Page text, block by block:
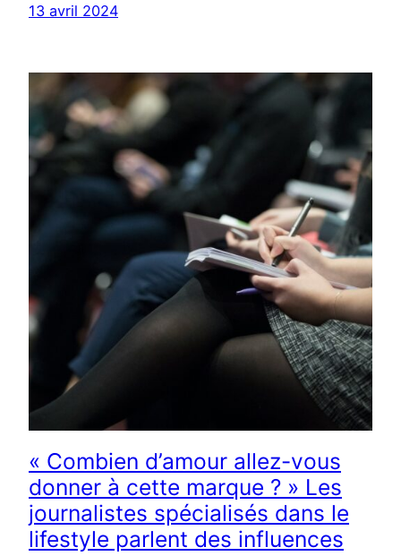
13 avril 2024
« Combien d’amour allez-vous
donner à cette marque ? » Les
journalistes spécialisés dans le
lifestyle parlent des influences